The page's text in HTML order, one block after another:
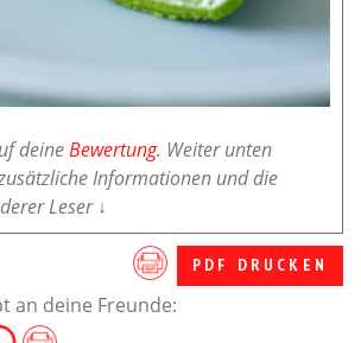
deineBewertung. Weiter unten
Informationen und die
Leser ↓
PDF DRUCKEN
an deine Freunde: